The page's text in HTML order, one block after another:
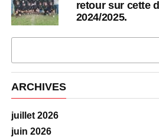
retour sur cette
2024/2025.
ARCHIVES
juillet 2026
juin 2026